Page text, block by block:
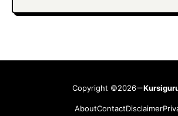
Copyright ©2026
AboutContactDisclaimer